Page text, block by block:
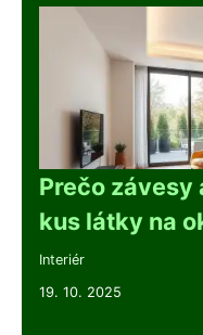
Prečo závesy
kus látky na
Interiér
19. 10. 2025